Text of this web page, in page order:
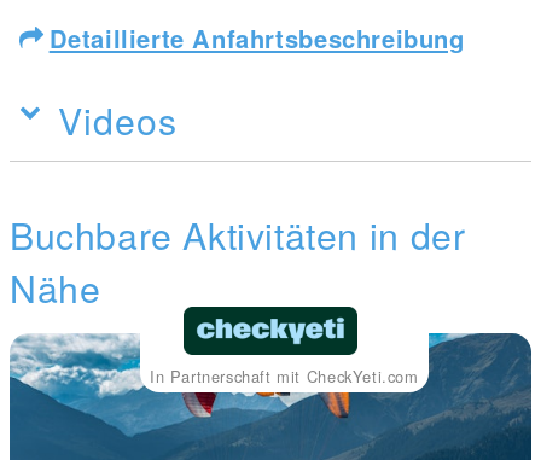
Detaillierte Anfahrtsbeschreibung
Videos
Buchbare Aktivitäten in der
Nähe
In Partnerschaft mit CheckYeti.com